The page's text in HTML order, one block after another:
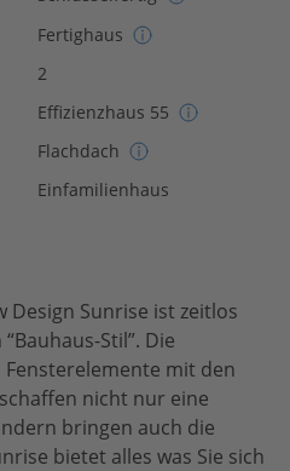
Fertighaus
2
Effizienzhaus 55
Flachdach
Einfamilienhaus
Design Sunrise ist zeitlos
Stil”. Die
mit den
nicht nur eine
bringen auch die
bietet alles was Sie sich